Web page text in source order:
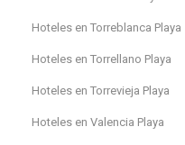
Hoteles en Torreblanca Playa
Hoteles en Torrellano Playa
Hoteles en Torrevieja Playa
Hoteles en Valencia Playa